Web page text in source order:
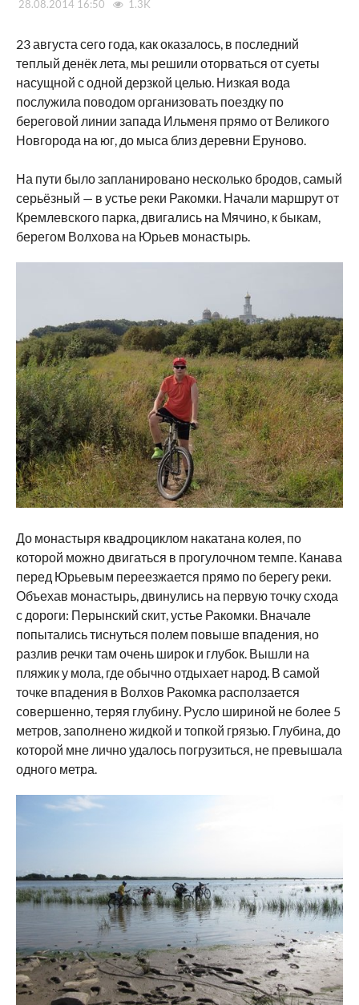
28.08.2014 16:50 1.3K
23 августа сего года, как оказалось, в последний
теплый денёк лета, мы решили оторваться от суеты
насущной с одной дерзкой целью. Низкая вода
послужила поводом организовать поездку по
береговой линии запада Ильменя прямо от Великого
Новгорода на юг, до мыса близ деревни Еруново.
На пути было запланировано несколько бродов, самый
серьёзный — в устье реки Ракомки. Начали маршрут от
Кремлевского парка, двигались на Мячино, к быкам,
берегом Волхова на Юрьев монастырь.
До монастыря квадроциклом накатана колея, по
которой можно двигаться в прогулочном темпе. Канава
перед Юрьевым переезжается прямо по берегу реки.
Объехав монастырь, двинулись на первую точку схода
с дороги: Перынский скит, устье Ракомки. Вначале
попытались тиснуться полем повыше впадения, но
разлив речки там очень широк и глубок. Вышли на
пляжик у мола, где обычно отдыхает народ. В самой
точке впадения в Волхов Ракомка расползается
совершенно, теряя глубину. Русло шириной не более 5
метров, заполнено жидкой и топкой грязью. Глубина, до
которой мне лично удалось погрузиться, не превышала
одного метра.